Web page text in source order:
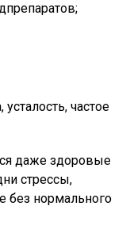
частое
даже здоровые
стрессы,
без нормального